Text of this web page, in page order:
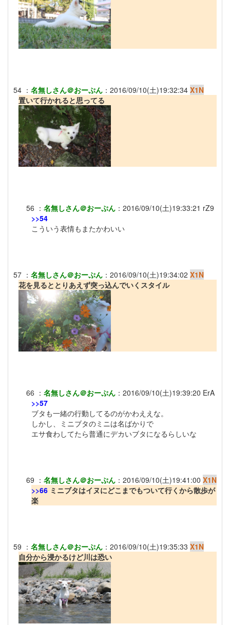
54 ： 名無しさん＠おーぷん ： 2016/09/10(土)19:32:34 X1N
置いて行かれると思ってる
56 ： 名無しさん＠おーぷん ： 2016/09/10(土)19:33:21 rZ9
>>54
こういう表情もまたかわいい
57 ： 名無しさん＠おーぷん ： 2016/09/10(土)19:34:02 X1N
花を見るととりあえず突っ込んでいくスタイル
66 ： 名無しさん＠おーぷん ： 2016/09/10(土)19:39:20 ErA
>>57
ブタも一緒の行動してるのがかわええな。
しかし、ミニブタのミニは名ばかりで
エサ食わしてたら普通にデカいブタになるらしいな
69 ： 名無しさん＠おーぷん ： 2016/09/10(土)19:41:00 X1N
>>66 ミニブタはイヌにどこまでもついて行くから散歩が
楽
59 ： 名無しさん＠おーぷん ： 2016/09/10(土)19:35:33 X1N
自分から浸かるけど川は恐い